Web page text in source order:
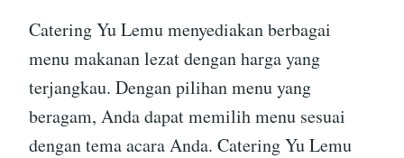
Catering Yu Lemu menyediakan berbagai
menu makanan lezat dengan harga yang
terjangkau. Dengan pilihan menu yang
beragam, Anda dapat memilih menu sesuai
dengan tema acara Anda. Catering Yu Lemu